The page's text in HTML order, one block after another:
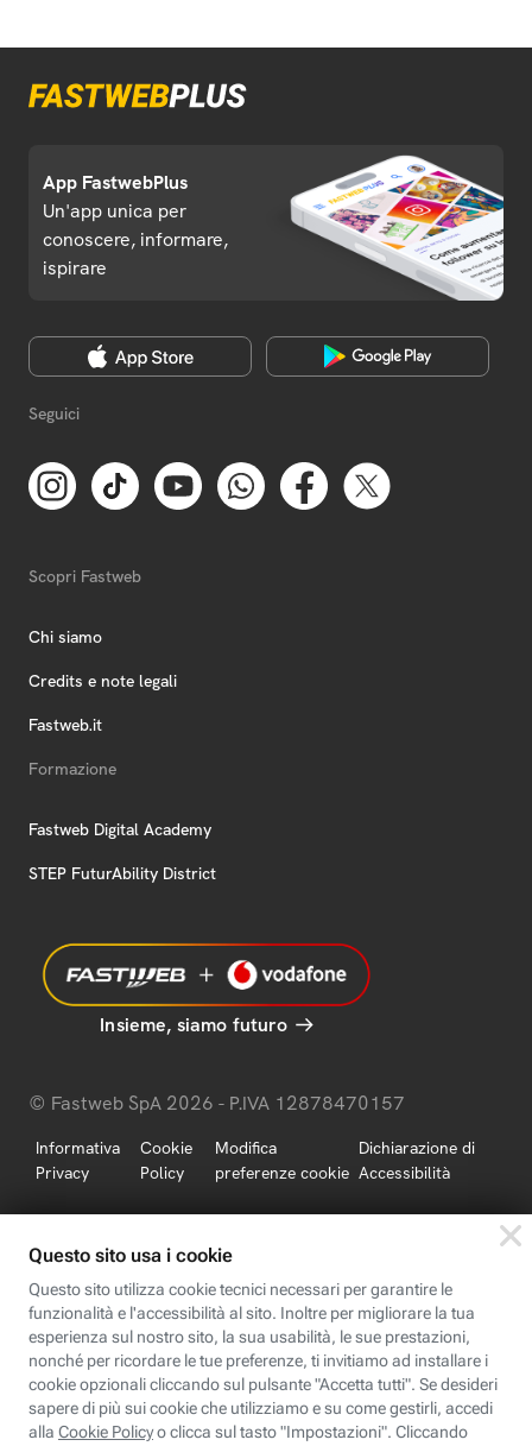
App FastwebPlus
Un'app unica per
conoscere, informare,
ispirare
Seguici
Scopri Fastweb
Chi siamo
Credits e note legali
Fastweb.it
Formazione
Fastweb Digital Academy
STEP FuturAbility District
Insieme, siamo futuro
© Fastweb SpA 2026 - P.IVA 12878470157
Informativa
Privacy
Cookie
Policy
Modifica
preferenze cookie
Dichiarazione di
Accessibilità